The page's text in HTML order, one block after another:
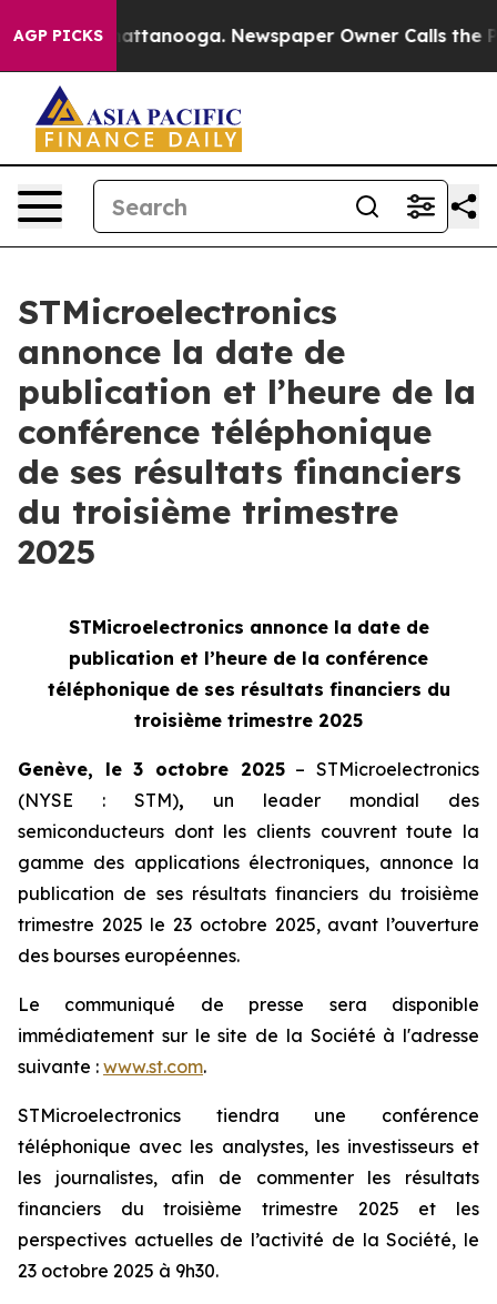
AGP PICKS
in Chattanooga. Newspaper Owner Calls the
STMicroelectronics
annonce la date de
publication et l’heure de la
conférence téléphonique
de ses résultats financiers
du troisième trimestre
2025
STMicroelectronics annonce la date de
publication et l’heure de la conférence
téléphonique de ses résultats financiers du
troisième trimestre 2025
Genève, le 3 octobre 2025– STMicroelectronics
(NYSE : STM), un leader mondial des
semiconducteurs dont les clients couvrent toute la
gamme des applications électroniques, annonce la
publication de ses résultats financiers du troisième
trimestre 2025 le 23 octobre 2025, avant l’ouverture
des bourses européennes.
Le communiqué de presse sera disponible
immédiatement sur le site de la Société à l'adresse
suivante : www.st.com.
STMicroelectronics tiendra une conférence
téléphonique avec les analystes, les investisseurs et
les journalistes, afin de commenter les résultats
financiers du troisième trimestre 2025 et les
perspectives actuelles de l’activité de la Société, le
23 octobre 2025 à 9h30.